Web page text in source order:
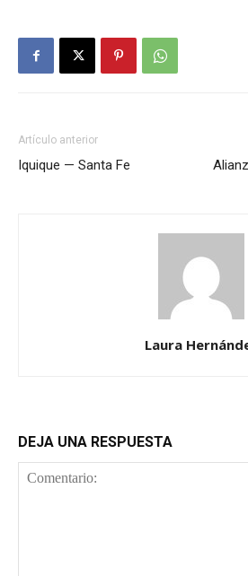
Artículo anterior
Iquique — Santa Fe
Laura
DEJA UNA RESPUESTA